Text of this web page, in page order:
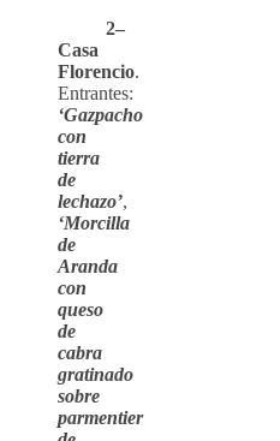
2–
Casa
Florencio.
Entrantes:
‘Gazpacho
con
tierra
de
lechazo’,
‘Morcilla
de
Aranda
con
queso
de
cabra
gratinado
sobre
parmentier